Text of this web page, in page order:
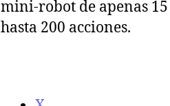
mini-robot de apenas
hasta 200 acciones.